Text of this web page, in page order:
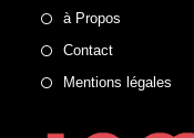
à Propos
Contact
Mentions légales